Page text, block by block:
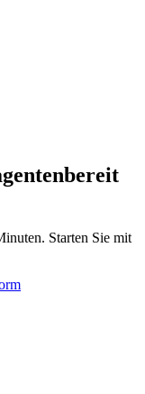
Starten Sie mit